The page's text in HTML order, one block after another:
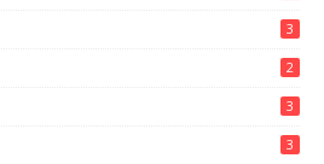
3
2
3
3